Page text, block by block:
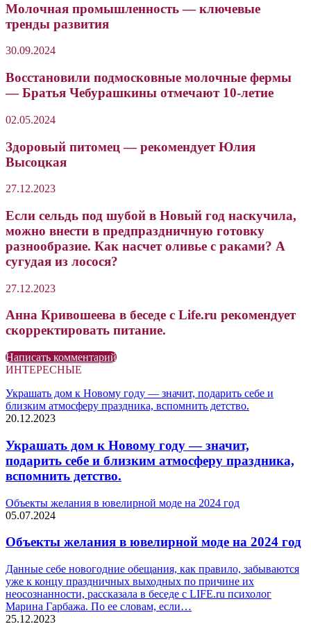
Молочная промышленность — ключевые
тренды развития
30.09.2024
Восстановили подмосковные молочные фермы
— Братья Чебурашкины отмечают 10-летие
02.05.2024
Здоровый питомец — рекомендует Юлия
Высоцкая
27.12.2023
Если сельдь под шубой в Новый год наскучила,
можно внести в предпраздничную готовку
разнообразие. Как насчет оливье с раками? А
сугудая из лосося?
27.12.2023
Анна Кривошеева в беседе с Life.ru рекомендует
скорректировать питание.
Написать комментарий
ИНТЕРЕСНЫЕ
Украшать дом к Новому году — значит, подарить себе и
близким атмосферу праздника, вспомнить детство.
20.12.2023
Украшать дом к Новому году — значит,
подарить себе и близким атмосферу праздника,
вспомнить детство.
Объекты желания в ювелирной моде на 2024 год
05.07.2024
Объекты желания в ювелирной моде на 2024 год
Данные себе новогодние обещания, как правило, забываются
уже к концу праздничных выходных по причине их
неосознанности, рассказала в беседе с LIFE.ru психолог
Марина Гарбажа. По ее словам, если…
25.12.2023